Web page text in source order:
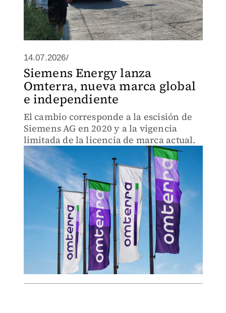
14.07.2026/
Siemens Energy lanza
Omterra, nueva marca global
e independiente
El cambio corresponde a la escisión de
Siemens AG en 2020 y a la vigencia
limitada de la licencia de marca actual.